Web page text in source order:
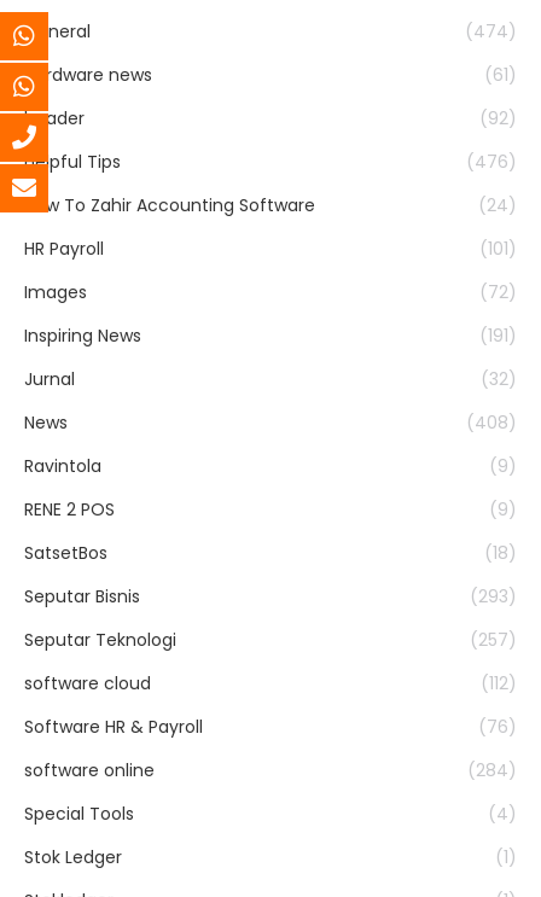
General
(474)
Hardware news
(61)
header
(92)
Helpful Tips
(476)
How To Zahir Accounting Software
(24)
HR Payroll
(101)
Images
(72)
Inspiring News
(191)
Jurnal
(32)
News
(408)
Ravintola
(9)
RENE 2 POS
(9)
SatsetBos
(18)
Seputar Bisnis
(293)
Seputar Teknologi
(257)
software cloud
(112)
Software HR & Payroll
(76)
software online
(284)
Special Tools
(4)
Stok Ledger
(1)